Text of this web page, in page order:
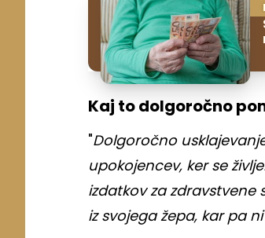
Kaj to dolgoročno
"Dolgoročno
upokojencev, ker se
izdatkov za
iz svojega žepa, kar pa